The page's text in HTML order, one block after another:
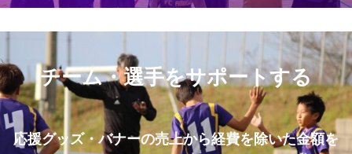
チーム・選手をサポートする
応援グッズ・バナーの売上から経費を除いた金額を